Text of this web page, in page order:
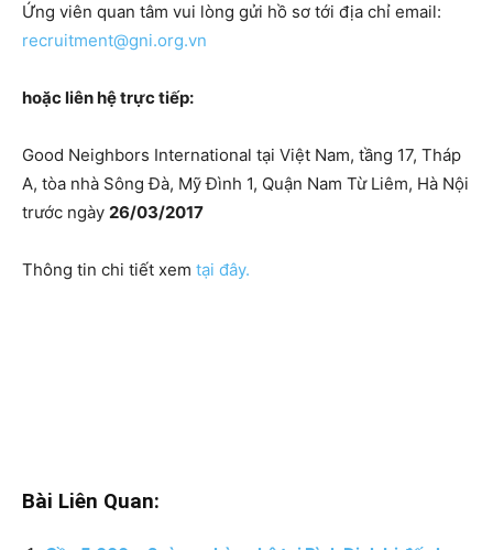
Ứng viên quan tâm vui lòng gửi hồ sơ tới địa chỉ email:
recruitment@gni.org.vn
hoặc liên hệ trực tiếp:
Good Neighbors International tại Việt Nam, tầng 17, Tháp
A, tòa nhà Sông Đà, Mỹ Đình 1, Quận Nam Từ Liêm, Hà Nội
trước ngày 26/03/2017
Thông tin chi tiết xem tại đây.
Bài Liên Quan: